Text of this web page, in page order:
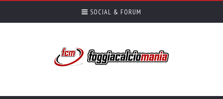
SOCIAL & FORUM